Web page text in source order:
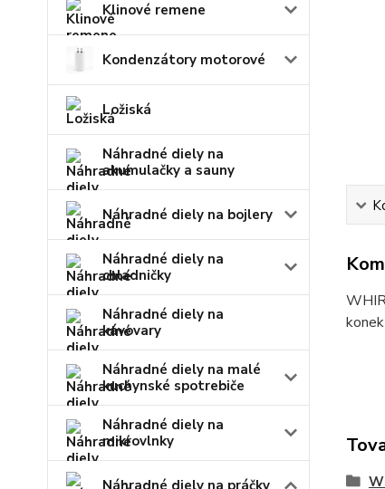
Klinové remene
Kondenzátory motorové
Ložiská
Náhradné diely na
akumulačky a sauny
Náhradné diely na bojlery
Náhradné diely na
chladničky
Náhradné diely na
kávovary
Náhradné diely na malé
kuchynské spotrebiče
Náhradné diely na
mikrovlnky
Náhradné diely na práčky